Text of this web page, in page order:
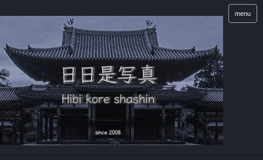
menu